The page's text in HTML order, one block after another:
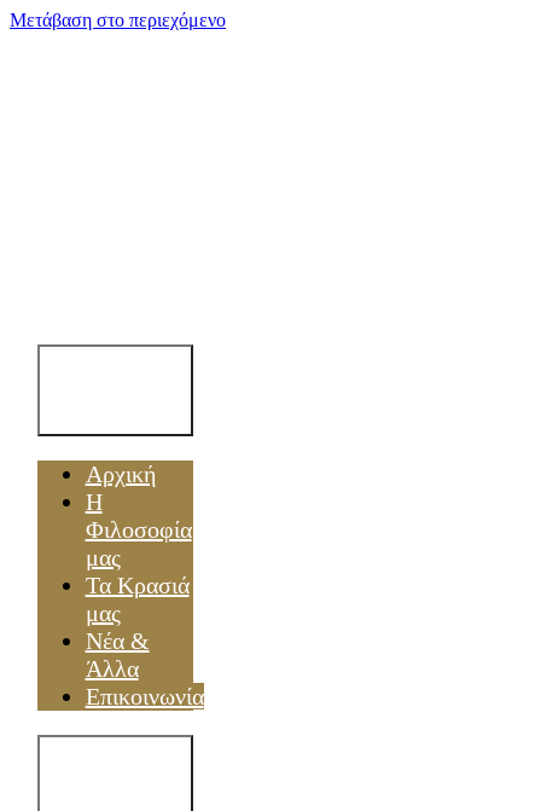
Μετάβαση στο περιεχόμενο
Αρχική
Η
Φιλοσοφία
μας
Τα Κρασιά
μας
Νέα &
Άλλα
Επικοινωνία